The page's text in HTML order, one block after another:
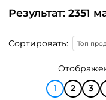
Результат: 2351
Сортировать:
1
2 3